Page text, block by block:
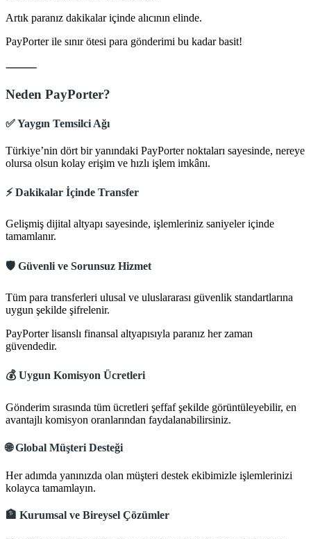
Artık paranız dakikalar içinde alıcının elinde.
PayPorter ile sınır ötesi para gönderimi bu kadar basit!
⸻
Neden PayPorter?
✅Yaygın Temsilci Ağı
Türkiye’nin dört bir yanındaki PayPorter noktaları sayesinde, nereye
olursa olsun kolay erişim ve hızlı işlem imkânı.
⚡Dakikalar İçinde Transfer
Gelişmiş dijital altyapı sayesinde, işlemleriniz saniyeler içinde
tamamlanır.
🛡️ Güvenli ve Sorunsuz Hizmet
Tüm para transferleri ulusal ve uluslararası güvenlik standartlarına
uygun şekilde şifrelenir.
PayPorter lisanslı finansal altyapısıyla paranız her zaman
güvendedir.
💰 Uygun Komisyon Ücretleri
Gönderim sırasında tüm ücretleri şeffaf şekilde görüntüleyebilir, en
avantajlı komisyon oranlarından faydalanabilirsiniz.
🌐Global Müşteri Desteği
Her adımda yanınızda olan müşteri destek ekibimizle işlemlerinizi
kolayca tamamlayın.
🏦 Kurumsal ve Bireysel Çözümler